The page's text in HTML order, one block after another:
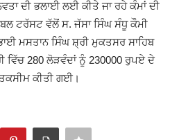
ਦੀ ਭਲਾਈ ਲਈ ਕੀਤੇ ਜਾ ਰਹੇ ਕੰਮਾਂ ਦੀ
ਟਰੱਸਟ ਵੱਲੋਂ ਸ. ਜੱਸਾ ਸਿੰਘ ਸੰਧੂ ਕੌਮੀ
ਮਸਤਾਨ ਸਿੰਘ ਸ਼੍ਰੀ ਮੁਕਤਸਰ ਸਾਹਿਬ
ਵਿੱਚ 280 ਲੋੜਵੰਦਾਂ ਨੂੰ 230000 ਰੁਪਏ ਦੇ
ਤਕਸੀਮ ਕੀਤੀ ਗਈ।